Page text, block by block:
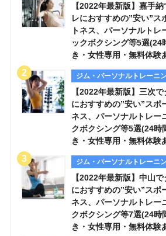
【2022年最新版】嘉手
レにおすすめの”安い”ス
トネス、パーソナルトレ
ックボクシング等5選(24
き・女性専用・無料体験
ジム・パーソナルトレーニ
【2022年最新版】三次
におすすめの”安い”スポ
ネス、パーソナルトレー
クボクシング等5選(24時
き・女性専用・無料体験
ジム・パーソナルトレーニ
【2022年最新版】中山
におすすめの”安い”スポ
ネス、パーソナルトレー
クボクシング等7選(24時
き・女性専用・無料体験